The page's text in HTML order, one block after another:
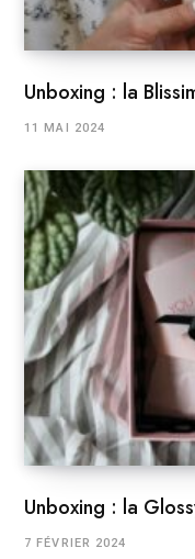
Unboxing : la
11 MAI 2024
Unboxing : la
7 FÉVRIER 2024